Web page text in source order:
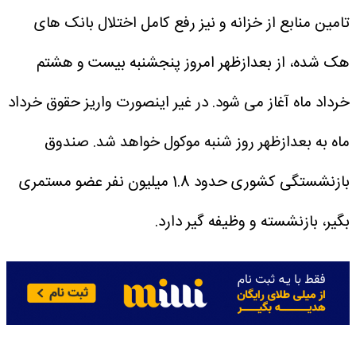
تامین منابع از خزانه و نیز رفع کامل اختلال بانک های
هک شده، از بعدازظهر امروز پنجشنبه بیست و هشتم
خرداد ماه آغاز می شود.در غیر اینصورت واریز حقوق خرداد
ماه به بعدازظهر روز شنبه موکول خواهد شد. صندوق
بازنشستگی کشوری حدود 1.8 میلیون نفر عضو مستمری
بگیر، بازنشسته و وظیفه گیر دارد.